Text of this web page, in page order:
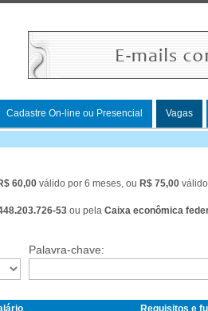
Cadastre On-line ou Presencial Vagas
60,00 válido por 6 meses, ou R$ 75,00
53 ou pela Caixa econômica
Palavra-chave:
Requisitos e